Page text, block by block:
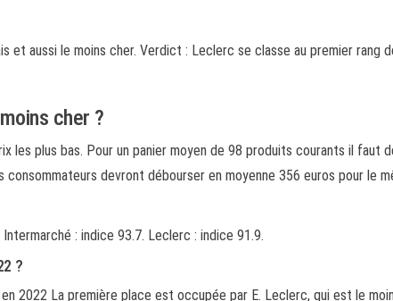
et aussi le moins cher. Verdict : Leclerc se classe au premier rang
cher ?
les plus bas. Pour un panier moyen de 98 produits courants il faut
devront débourser en moyenne 356 euros pour le
: indice 93.7. Leclerc : indice 91.9.
?
2022 La première place est occupée par E. Leclerc, qui est le